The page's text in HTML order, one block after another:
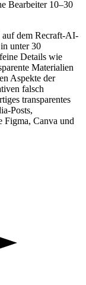
Bearbeiter 10–30
dem Recraft-AI-
unter 30
Details wie
Materialien
Aspekte der
falsch
transparentes
Posts,
Figma, Canva und